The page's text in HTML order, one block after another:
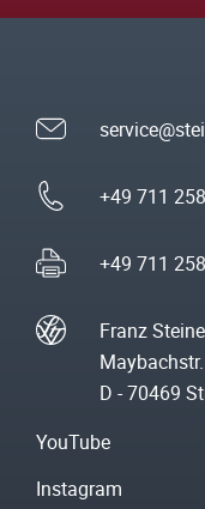
+49 711
+49 711
Franz
D - 70469
YouTube
Instagram